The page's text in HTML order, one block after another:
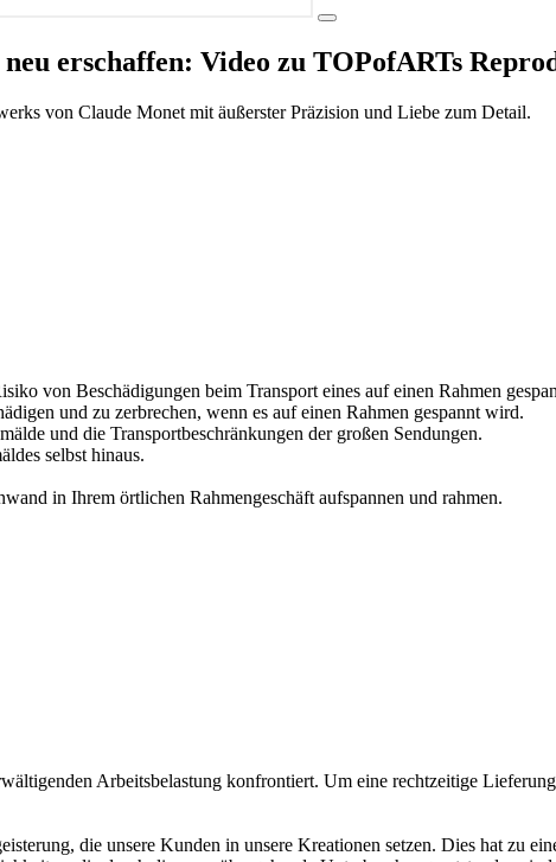
erschaffen: Video zu TOPofARTs
von Claude Monet mit äußerster Präzision und Liebe zum Detail.
von Beschädigungen beim Transport eines auf einen Rahmen
und zu zerbrechen, wenn es auf einen Rahmen gespannt wird.
und die Transportbeschränkungen der großen Sendungen.
selbst hinaus.
in Ihrem örtlichen Rahmengeschäft aufspannen und rahmen.
Arbeitsbelastung konfrontiert. Um eine rechtzeitige
die unsere Kunden in unsere Kreationen setzen. Dies hat zu